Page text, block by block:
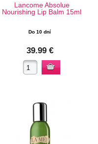
Lancome Absolue
Nourishing Lip Balm 15ml
Do 10 dní
39.99 €